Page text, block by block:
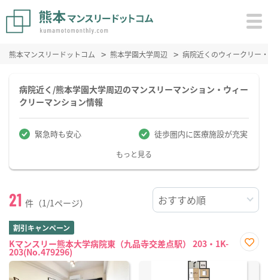
熊本マンスリードットコム 熊本学園大学周辺 病院近くのウィークリー
病院近く/熊本学園大学周辺のマンスリーマンション・ウィー
クリーマンション情報
緊急時も安心 徒歩圏内に医療施設が充実
もっと見る
21 件（1/1ページ）
割引キャンペーン
Kマンスリー熊本大学病院東（九品寺交差点駅） 203・1K-
203(No.479296)
に入